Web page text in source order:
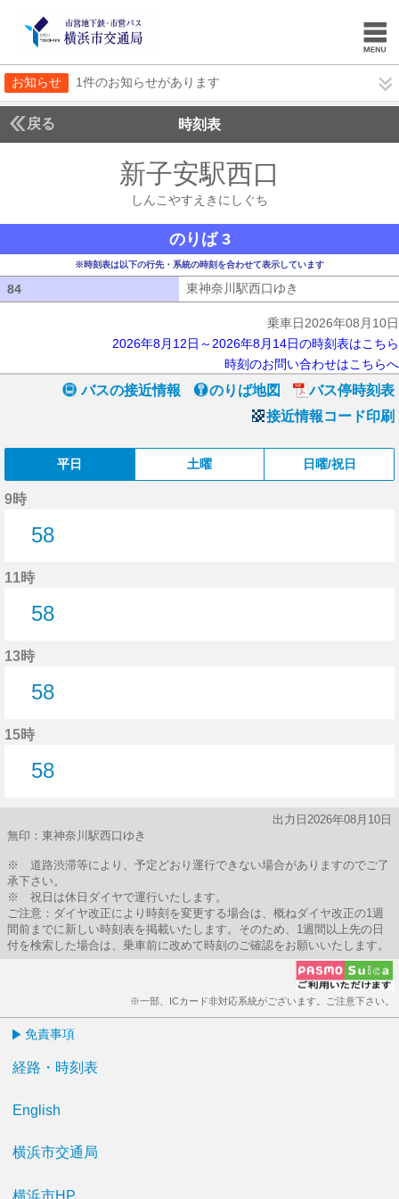
お知らせ 1件のお知らせがあります
戻る 時刻表
新子安駅西口
しんこやすえきにしぐち
のりば 3
※時刻表は以下の行先・系統の時刻を合わせて表示しています
84 東神奈川駅西口ゆき
乗車日2026年08月10日
2026年8月12日～2026年8月14日の時刻表はこちら
時刻のお問い合わせはこちらへ
バスの接近情報 のりば地図
バス停時刻表
接近情報コード印刷
平日 土曜 日曜/祝日
9時
58
11時
58
13時
58
15時
58
出力日2026年08月10日
無印：東神奈川駅西口ゆき
※ 道路渋滞等により、予定どおり運行できない場合がありますのでご了
承下さい。
※ 祝日は休日ダイヤで運行いたします。
ご注意：ダイヤ改正により時刻を変更する場合は、概ねダイヤ改正の1週
間前までに新しい時刻表を掲載いたします。そのため、1週間以上先の日
付を検索した場合は、乗車前に改めて時刻のご確認をお願いいたします。
※一部、ICカード非対応系統がございます。ご注意下さい。
免責事項
経路・時刻表
English
横浜市交通局
横浜市HP